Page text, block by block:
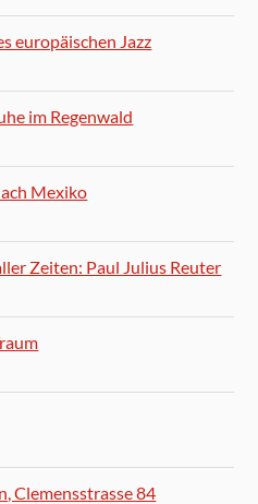
europäischen Jazz
im Regenwald
Mexiko
Zeiten: Paul Julius Reuter
Clemensstrasse 84